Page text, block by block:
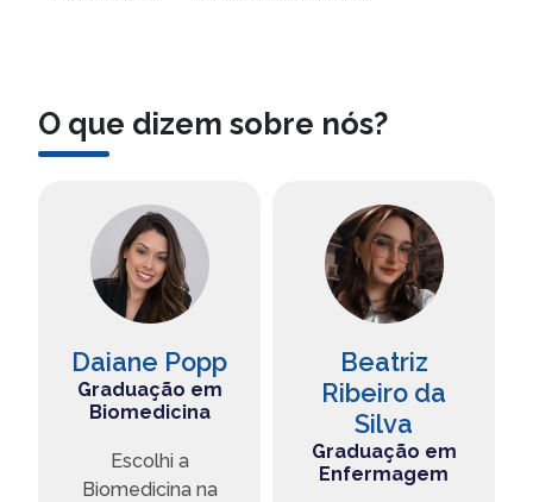
O que dizem sobre nós?
Daiane Popp
Graduação em
Biomedicina
Escolhi a
Biomedicina na
Beatriz
Ribeiro da
Silva
Graduação em
Enfermagem